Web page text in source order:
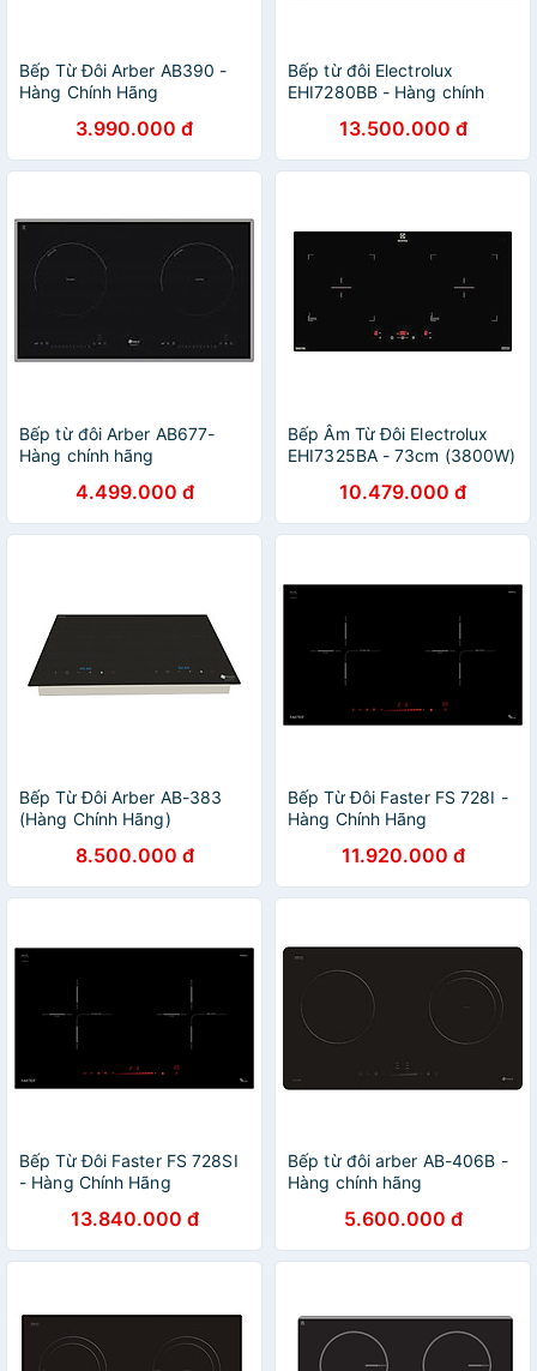
Bếp Từ Đôi Arber AB390 -
Hàng Chính Hãng
3.990.000 đ
Bếp từ đôi Electrolux
EHI7280BB - Hàng chính
13.500.000 đ
Bếp từ đôi Arber AB677-
Hàng chính hãng
4.499.000 đ
Bếp Âm Từ Đôi Electrolux
EHI7325BA - 73cm (3800W)
10.479.000 đ
Bếp Từ Đôi Arber AB-383
(Hàng Chính Hãng)
8.500.000 đ
Bếp Từ Đôi Faster FS 728I -
Hàng Chính Hãng
11.920.000 đ
Bếp Từ Đôi Faster FS 728SI
- Hàng Chính Hãng
13.840.000 đ
Bếp từ đôi arber AB-406B -
Hàng chính hãng
5.600.000 đ